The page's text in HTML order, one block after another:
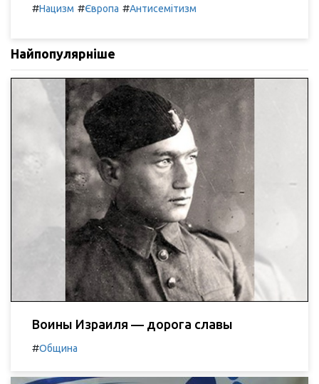
#Нацизм #Європа #Антисемітизм
Найпопулярніше
Воины Израиля — дорога славы
#Община